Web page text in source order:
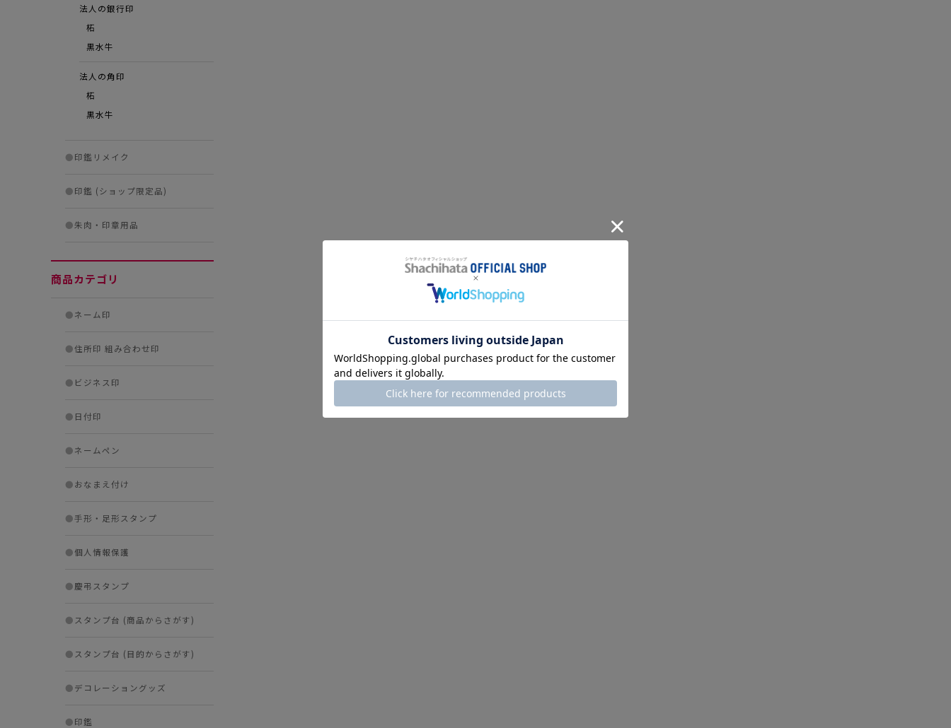
法人の銀行印
柘
黒水牛
法人の角印
柘
黒水牛
●印鑑リメイク
●印鑑 (ショップ限定品)
●朱肉・印章用品
商品カテゴリ
●ネーム印
●住所印 組み合わせ印
● ビジネス印
● 日付印
●ネームペン
●おなまえ付け
●手形・足形スタンプ
●個人情報保護
●慶弔スタンプ
● スタンプ台 (商品からさがす)
● スタンプ台 (目的からさがす)
●デコレーショングッズ
●印鑑